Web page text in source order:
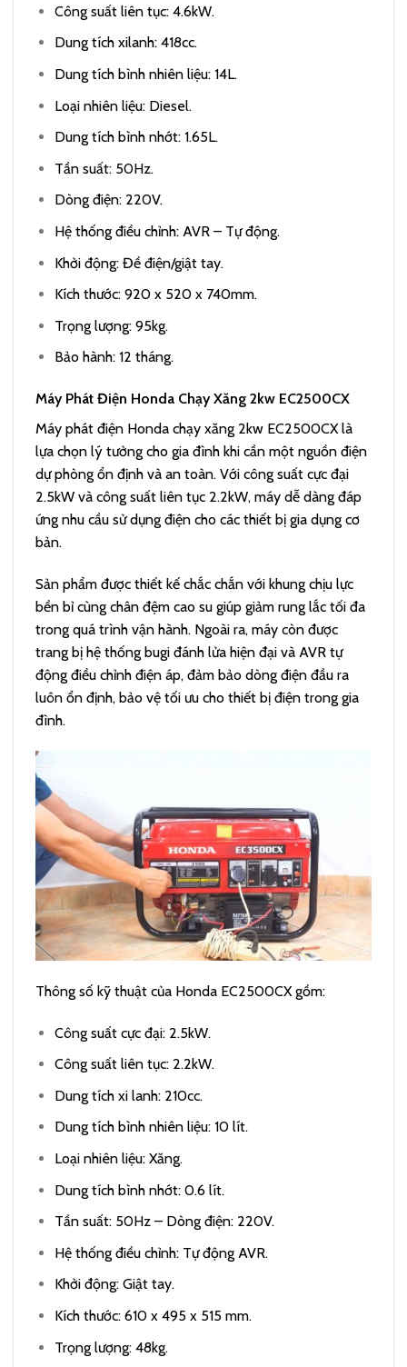
Công suất liên tục: 4.6kW.
Dung tích xilanh: 418cc.
Dung tích bình nhiên liệu: 14L.
Loại nhiên liệu: Diesel.
Dung tích bình nhớt: 1.65L.
Tần suất: 50Hz.
Dòng điện: 220V.
Hệ thống điều chỉnh: AVR – Tự động.
Khởi động: Đề điện/giật tay.
Kích thước: 920 x 520 x 740mm.
Trọng lượng: 95kg.
Bảo hành: 12 tháng.
Máy Phát Điện Honda Chạy Xăng 2kw EC2500CX
Máy phát điện Honda chạy xăng 2kw EC2500CX là
lựa chọn lý tưởng cho gia đình khi cần một nguồn điện
dự phòng ổn định và an toàn. Với công suất cực đại
2.5kW và công suất liên tục 2.2kW, máy dễ dàng đáp
ứng nhu cầu sử dụng điện cho các thiết bị gia dụng cơ
bản.
Sản phẩm được thiết kế chắc chắn với khung chịu lực
bền bỉ cùng chân đệm cao su giúp giảm rung lắc tối đa
trong quá trình vận hành. Ngoài ra, máy còn được
trang bị hệ thống bugi đánh lửa hiện đại và AVR tự
động điều chỉnh điện áp, đảm bảo dòng điện đầu ra
luôn ổn định, bảo vệ tối ưu cho thiết bị điện trong gia
đình.
Thông số kỹ thuật của Honda EC2500CX gồm:
Công suất cực đại: 2.5kW.
Công suất liên tục: 2.2kW.
Dung tích xi lanh: 210cc.
Dung tích bình nhiên liệu: 10 lít.
Loại nhiên liệu: Xăng.
Dung tích bình nhớt: 0.6 lít.
Tần suất: 50Hz – Dòng điện: 220V.
Hệ thống điều chỉnh: Tự động AVR.
Khởi động: Giật tay.
Kích thước: 610 x 495 x 515 mm.
Trọng lượng: 48kg.